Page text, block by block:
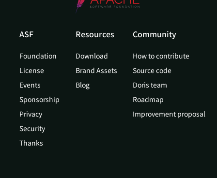
ASF
Foundation
License
Events
Sponsorship
Privacy
Security
Thanks
Resources
Download
Brand Assets
Blog
Community
How to contribute
Source code
Doris team
Roadmap
Improvement proposal